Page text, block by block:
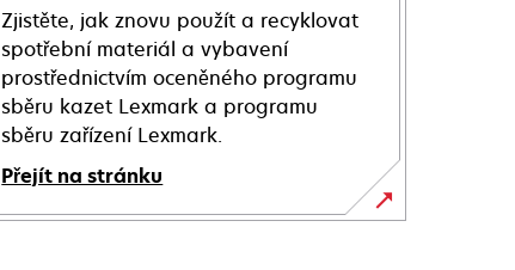
Zjistěte, jak znovu použít a recyklovat
spotřební materiál a vybavení
prostřednictvím oceněného programu
sběru kazet Lexmark a programu
sběru zařízení Lexmark.
Přejít na stránku